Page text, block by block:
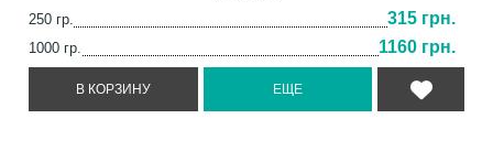
250 гр. 315 грн.
1000 гр. 1160 грн.